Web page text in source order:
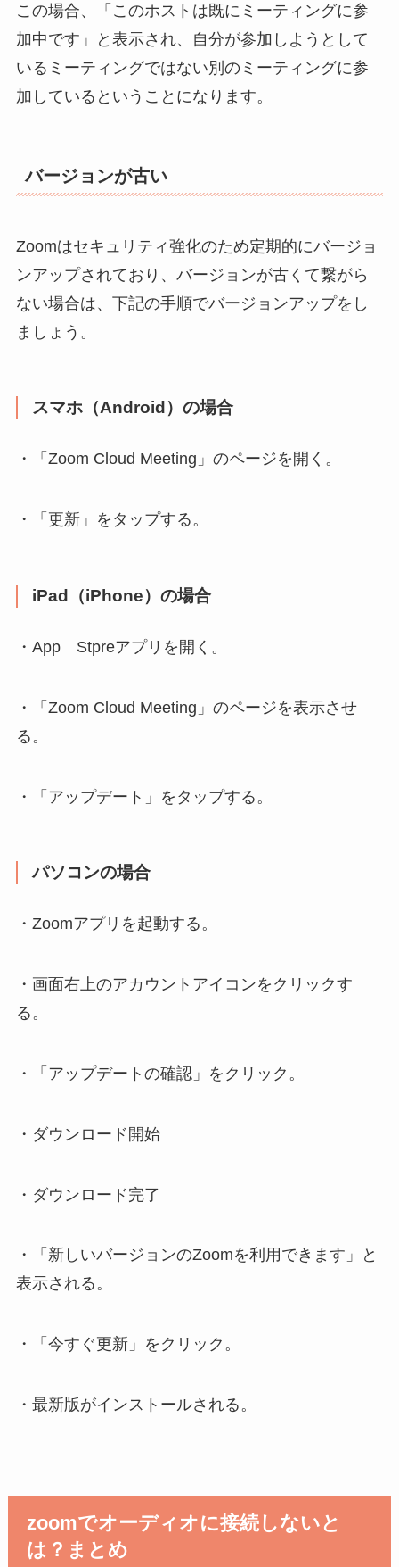
この場合、「このホストは既にミーティングに参
加中です」と表示され、自分が参加しようとして
いるミーティングではない別のミーティングに参
加しているということになります。
バージョンが古い
Zoomはセキュリティ強化のため定期的にバージョ
ンアップされており、バージョンが古くて繋がら
ない場合は、下記の手順でバージョンアップをし
ましょう。
スマホ（Android）の場合
・「Zoom Cloud Meeting」のページを開く。
・「更新」をタップする。
iPad（iPhone）の場合
・App Stpreアプリを開く。
・「Zoom Cloud Meeting」のページを表示させ
る。
・「アップデート」をタップする。
パソコンの場合
・Zoomアプリを起動する。
・画面右上のアカウントアイコンをクリックす
る。
・「アップデートの確認」をクリック。
・ダウンロード開始
・ダウンロード完了
・「新しいバージョンのZoomを利用できます」と
表示される。
・「今すぐ更新」をクリック。
・最新版がインストールされる。
zoomでオーディオに接続しないと
は？まとめ